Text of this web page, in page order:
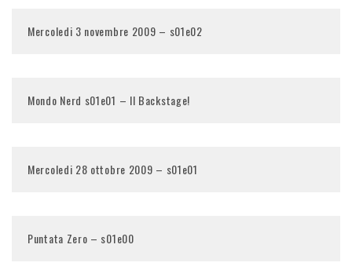
Mercoledi 3 novembre 2009 – s01e02
Mondo Nerd s01e01 – Il Backstage!
Mercoledi 28 ottobre 2009 – s01e01
Puntata Zero – s01e00